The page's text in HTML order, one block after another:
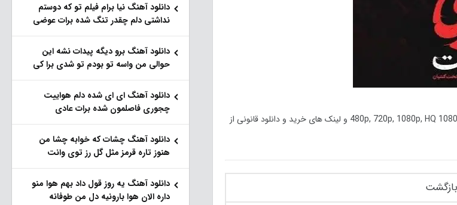
همراه با کیفیت های 480p, 720p, 1080p, HQ 1080p, Bluray 1080p و لینک های خرید و دانلود قانونی از
دانلود آهنگ نیا برام فیلم تو‌ که دوستم
نداشتی دلم چقدر تنگ شده برات عوضی
دانلود آهنگ برو دیگه پیدات نشه این
حوالی من واسه تو‌ بودم تو شدی برا کی
دانلود آهنگ ای ای شده دلم هواییت
چجوری فاصلمون شده برات عادی
دانلود آهنگ چشات که خوابه چشا من
هنوز تاره قرمز مثل گل رز توی وانت
دانلود آهنگ یه روز قول داد بهم هوا منو
داره الان هوا بارونیه دل من طوفانه